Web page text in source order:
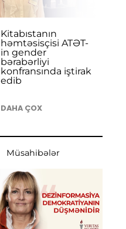
Kitabıstanın
həmtəsisçisi ATƏT-
in gender
bərabərliyi
konfransında iştirak
edib
DAHA ÇOX
Müsahibələr